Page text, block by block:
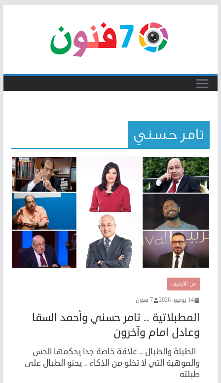
تامر حسني
من الأرشيف
14 يونيو، 2026 7 فنون
المطبلاتية .. تامر حسني وأحمد السقا
وعادل امام وآخرون
الطبلة والطبال .. علاقة خاصة جدا يحكمها الحس
والموهبة التي لا تخلو من الذكاء .. يحنو الطبال على
طبلته